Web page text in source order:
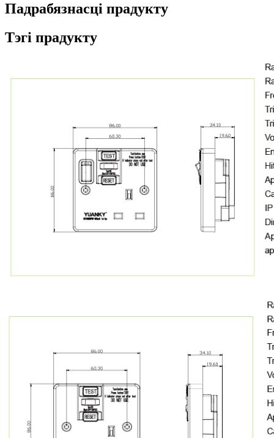
Падрабязнасці прадукту
Тэгі прадукту